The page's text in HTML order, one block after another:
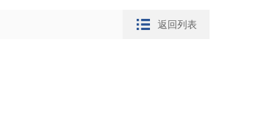
返回列表